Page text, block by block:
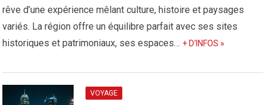
rêve d’une expérience mêlant culture, histoire et paysages
variés. La région offre un équilibre parfait avec ses sites
historiques et patrimoniaux, ses espaces… + D'INFOS »
VOYAGE